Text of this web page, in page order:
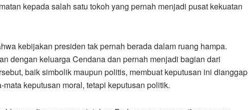
kepada salah satu tokoh yang pernah menjadi pusat kekuatan
kebijakan presiden tak pernah berada dalam ruang hampa.
dengan keluarga Cendana dan pernah menjadi bagian dari
baik simbolik maupun politis, membuat keputusan ini dianggap
keputusan moral, tetapi keputusan politik.